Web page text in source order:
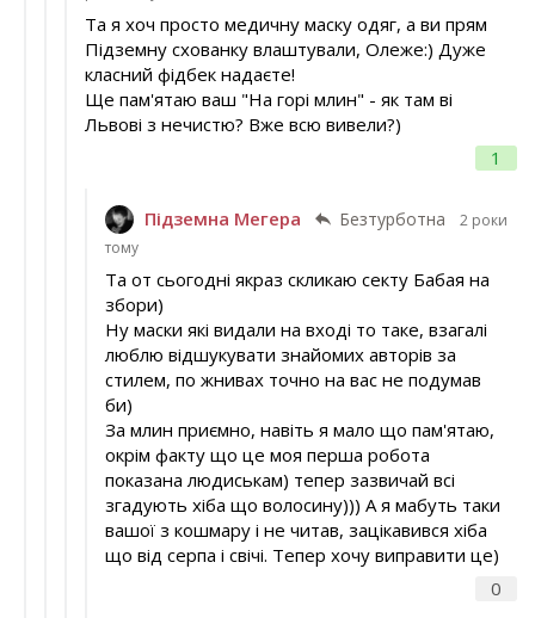
1
Та я хоч просто медичну маску одяг, а ви прям
Підземну схованку влаштували, Олеже:) Дуже
класний фідбек надаєте!
Ще пам'ятаю ваш "На горі млин" - як там ві
Львові з нечистю? Вже всю вивели?)
Підземна Мегера Безтурботна
2 роки
тому
0
Та от сьогодні якраз скликаю секту Бабая на
збори)
Ну маски які видали на вході то таке, взагалі
люблю відшукувати знайомих авторів за
стилем, по жнивах точно на вас не подумав
би)
За млин приємно, навіть я мало що пам'ятаю,
окрім факту що це моя перша робота
показана людиськам) тепер зазвичай всі
згадують хіба що волосину))) А я мабуть таки
вашої з кошмару і не читав, зацікавився хіба
що від серпа і свічі. Тепер хочу виправити це)